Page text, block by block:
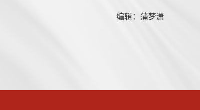
编辑：蒲梦潇